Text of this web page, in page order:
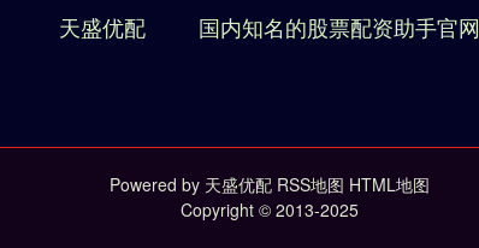
天盛优配 国内知名的股票配资助手官网
Powered by 天盛优配 RSS地图 HTML地图
Copyright © 2013-2025